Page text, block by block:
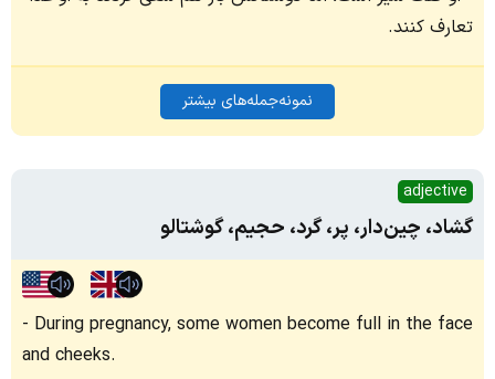
تعارف کنند.
نمونه‌جمله‌های بیشتر
adjective
گشاد، چین‌دار، پر، گرد، حجیم، گوشتالو
During pregnancy, some women become full in the face
and cheeks.